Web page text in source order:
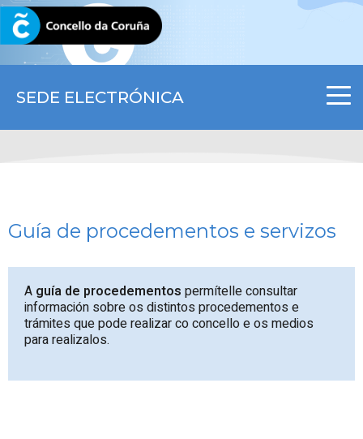
SEDE ELECTRÓNICA
CORUNA.GAL
Guía de procedementos e servizos
A guía de procedementos permítelle consultar
información sobre os distintos procedementos e
trámites que pode realizar co concello e os medios
para realizalos.